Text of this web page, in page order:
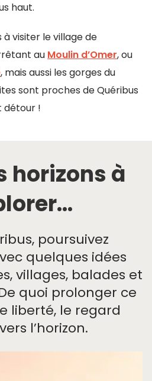
haut.
à visiter le village de
au Moulin d’Omer, ou
, mais aussi les gorges du
sont proches de Quéribus
détour !
horizons à
poursuivez
quelques idées
villages, balades et
quoi prolonger ce
liberté, le regard
l’horizon.